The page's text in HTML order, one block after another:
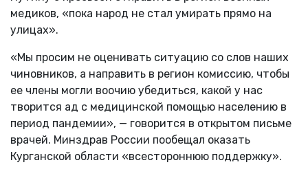
медиков, «пока народ не стал умирать прямо на
улицах».
«Мы просим не оценивать ситуацию со слов наших
чиновников, а направить в регион комиссию, чтобы
ее члены могли воочию убедиться, какой у нас
творится ад с медицинской помощью населению в
период пандемии», — говорится в открытом письме
врачей. Минздрав России пообещал оказать
Курганской области «всестороннюю поддержку».